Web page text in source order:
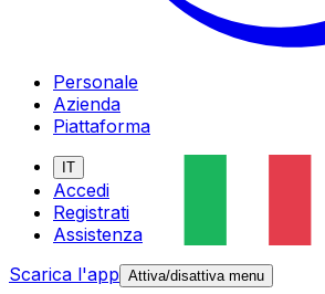
Personale
Azienda
Piattaforma
IT
Accedi
Registrati
Assistenza
Scarica l'app Attiva/disattiva menu